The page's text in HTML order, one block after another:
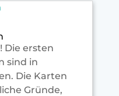
Die ersten
sind in
Die Karten
Gründe,